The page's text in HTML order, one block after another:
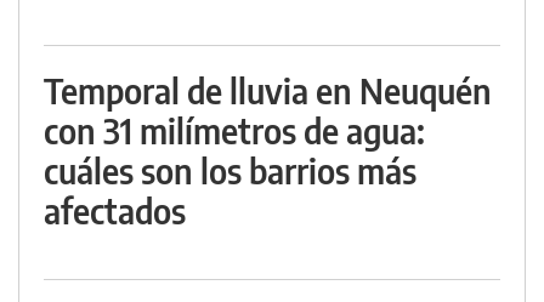
Temporal de lluvia en Neuquén
con 31 milímetros de agua:
cuáles son los barrios más
afectados